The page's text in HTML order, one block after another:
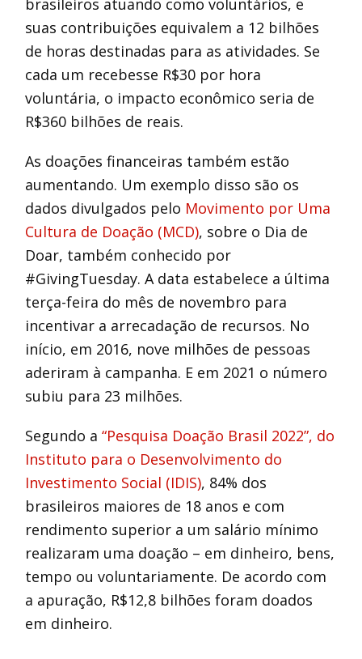
brasileiros atuando como voluntários, e
suas contribuições equivalem a 12 bilhões
de horas destinadas para as atividades. Se
cada um recebesse R$30 por hora
voluntária, o impacto econômico seria de
R$360 bilhões de reais.
As doações financeiras também estão
aumentando. Um exemplo disso são os
dados divulgados pelo Movimento por Uma
Cultura de Doação (MCD), sobre o Dia de
Doar, também conhecido por
#GivingTuesday. A data estabelece a última
terça-feira do mês de novembro para
incentivar a arrecadação de recursos. No
início, em 2016, nove milhões de pessoas
aderiram à campanha. E em 2021 o número
subiu para 23 milhões.
Segundo a“Pesquisa Doação Brasil 2022”, do
Instituto para o Desenvolvimento do
Investimento Social (IDIS), 84% dos
brasileiros maiores de 18 anos e com
rendimento superior a um salário mínimo
realizaram uma doação – em dinheiro, bens,
tempo ou voluntariamente. De acordo com
a apuração, R$12,8 bilhões foram doados
em dinheiro.